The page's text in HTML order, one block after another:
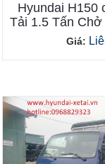
Hyundai H150
Tải 1.5 Tấn
Giá: